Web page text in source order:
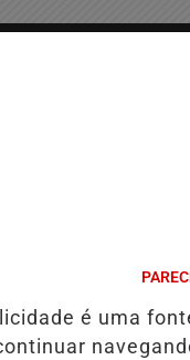
JEQUIÉ E REFORÇA
é uma